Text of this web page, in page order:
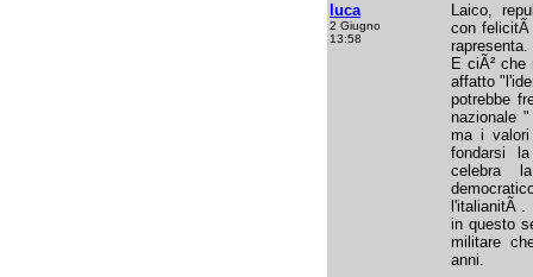
luca
2 Giugno
13:58
Laico,
con felicitÃ
rapresenta.
E ciÃ² che
affatto
potrebbe
nazionale
ma i valori
fondarsi
celebra
l'italianitÃ .
in questo
militare
anni.